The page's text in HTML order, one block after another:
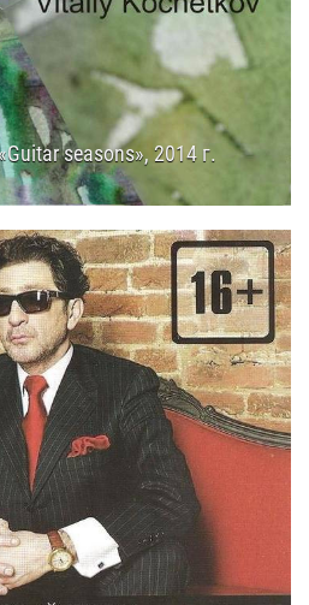
seasons», 2014 г.